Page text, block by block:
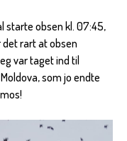
starte obsen kl. 07:45,
det rart at obsen
var taget ind til
som jo endte